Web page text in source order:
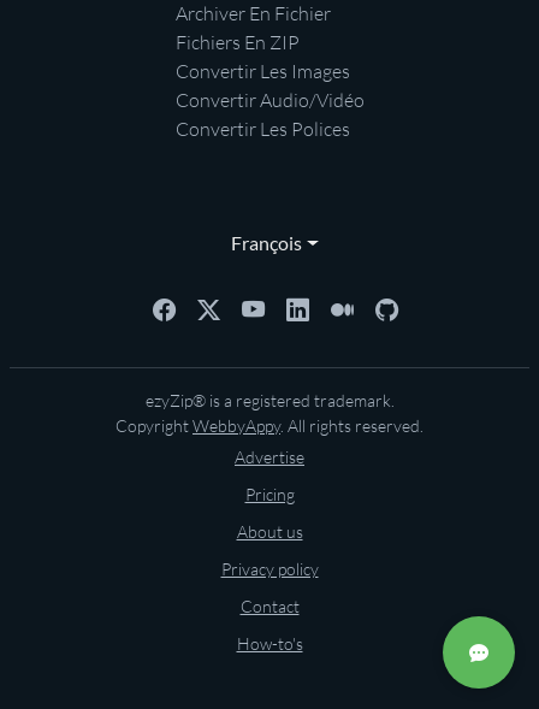
Archiver En Fichier
Fichiers En ZIP
Convertir Les Images
Convertir Audio/Vidéo
Convertir Les Polices
François
ezyZip® is a registered trademark.
CopyrightWebbyAppy. All rights reserved.
Advertise
Pricing
About us
Privacy policy
Contact
How-to's